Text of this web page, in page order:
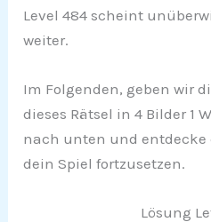
Level 484 scheint
weiter.
Im Folgenden, geben wir
dieses Rätsel in 4 Bilder 1
nach unten und entdecke
dein Spiel fortzusetzen.
Lösung